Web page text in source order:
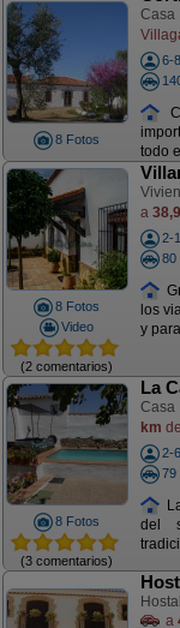
8 Fotos
Casa
6-
todo
8 Fotos
Video
(2 comentarios)
a
2-
80
los
y
8 Fotos
(3 comentarios)
La
Casa
km
2-
79
del
a